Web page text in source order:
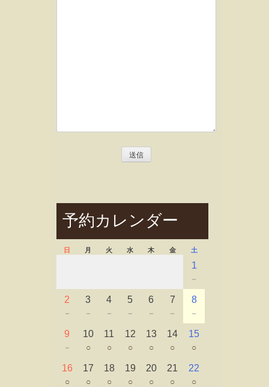
予約カレンダー
日 月 火 水 木 金 土
1
－
2
－
3
－
4
－
5
－
6
－
7
－
8
－
9
－
10
○
11
○
12
○
13
○
14
○
15
○
16
○
17
○
18
○
19
○
20
○
21
○
22
○